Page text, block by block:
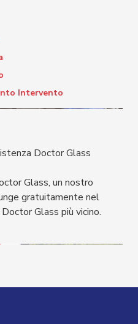
Intervento
Doctor Glass
Glass, un nostro
gratuitamente nel
Glass più vicino.